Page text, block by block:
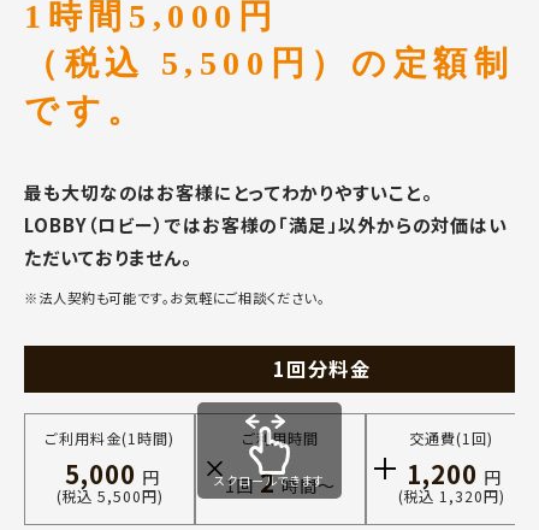
1時間5,000円
（税込 5,500円）の定額制
です。
最も大切なのはお客様にとってわかりやすいこと。
LOBBY（ロビー）ではお客様の「満足」以外からの対価はい
ただいておりません。
※法人契約も可能です。お気軽にご相談ください。
1回分料金
ご利用料金(1時間)
5,000 円
(税込 5,500円)
ご利用時間
1回 2 時間〜
交通費(1回)
1,200 円
(税込 1,320円)
スクロールできます